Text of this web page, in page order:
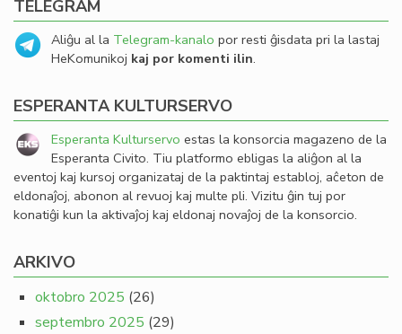
TELEGRAM
Aliĝu al la Telegram-kanalo por resti ĝisdata pri la lastaj
HeKomunikoj kaj por komenti ilin.
ESPERANTA KULTURSERVO
Esperanta Kulturservo estas la konsorcia magazeno de la
Esperanta Civito. Tiu platformo ebligas la aliĝon al la
eventoj kaj kursoj organizataj de la paktintaj establoj, aĉeton de
eldonaĵoj, abonon al revuoj kaj multe pli. Vizitu ĝin tuj por
konatiĝi kun la aktivaĵoj kaj eldonaj novaĵoj de la konsorcio.
ARKIVO
oktobro 2025 (26)
septembro 2025 (29)